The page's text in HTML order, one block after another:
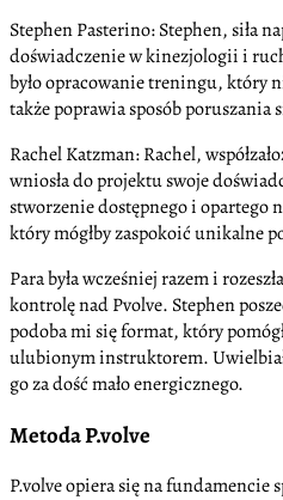
Stephen Pasterino: Stephen, siła
doświadczenie w kinezjologii i
było opracowanie treningu, który
także poprawia sposób poruszania
Rachel Katzman: Rachel,
wniosła do projektu swoje
stworzenie dostępnego i opartego
który mógłby zaspokoić unikalne
Para była wcześniej razem i
kontrolę nad Pvolve. Stephen
podoba mi się format, który
ulubionym instruktorem.
go za dość mało energicznego.
Metoda P.volve
P.volve opiera się na